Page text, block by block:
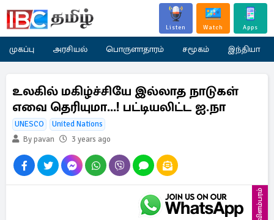
Listen Watch Apps
முகப்பு அரசியல் பொருளாதாரம் சமூகம் இந்தியா
உலகில் மகிழ்ச்சியே இல்லாத நாடுகள்
எவை தெரியுமா...! பட்டியலிட்ட ஐ.நா
UNESCO
United Nations
By pavan
3 years ago
விளம்பரம்